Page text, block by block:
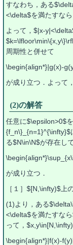
すなわち，ある
<\delta$を満たすな
よって，$|x-
周期性と併せて
\begin{align*}|g(x)-
が成り立つ．よって
(2)の解答
任意に$\epsilon>0$
{f_n\}_{n=1}^{\infty}$
る$N\in\N$が存在し
が成り立つ．
［１］$[N,\infty)$上
(1)より，ある
<\delta$を満たすな
って，
\begin{align*}|f(x)-